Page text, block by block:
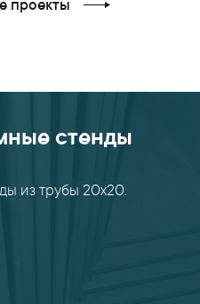
проекты
стенды
из трубы 20х20.